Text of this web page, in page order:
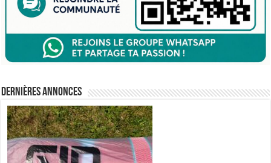
Dernières annonces